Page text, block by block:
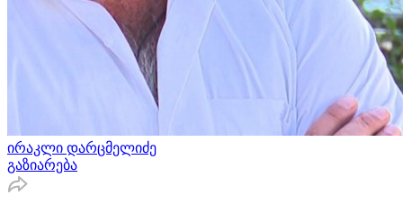
ირაკლი დარცმელიძე
გაზიარება